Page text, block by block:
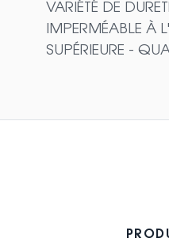
VARIÉTÉ DE
IMPERMÉABLE À
SUPÉRIEURE -